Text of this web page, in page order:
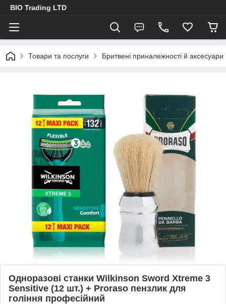
BIO Trading LTD
Товари та послуги Бритвені приналежності й аксесуари
Одноразові станки Wilkinson Sword Xtreme 3
Sensitive (12 шт.) + Proraso пензлик для
гоління професійний